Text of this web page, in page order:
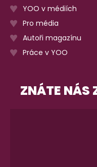
YOO v médiích
Pro média
Autoři magazínu
Práce v YOO
ZNÁTE NÁS